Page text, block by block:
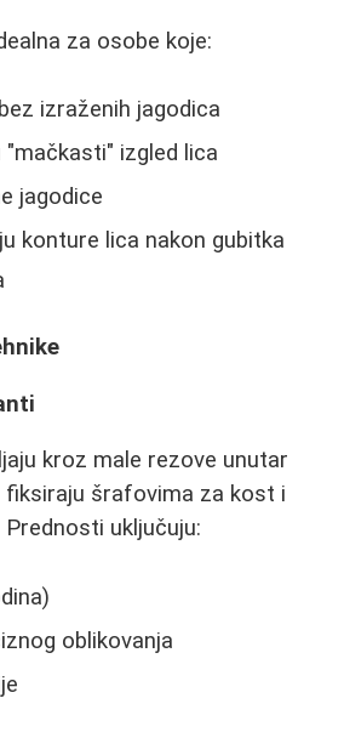
za osobe koje:
izraženih jagodica
izgled lica
jagodice
konture lica nakon gubitka
kroz male rezove unutar
šrafovima za kost i
uključuju:
oblikovanja